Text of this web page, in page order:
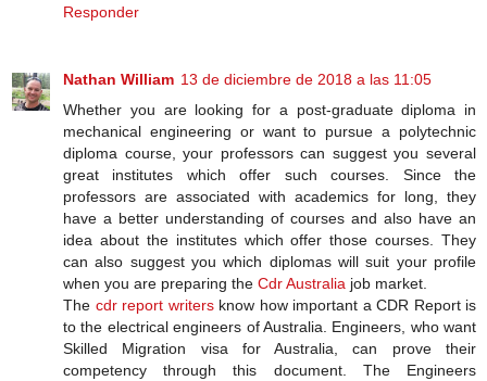
Responder
Nathan William 13 de diciembre de 2018 a las 11:05
Whether you are looking for a post-graduate diploma in
mechanical engineering or want to pursue a polytechnic
diploma course, your professors can suggest you several
great institutes which offer such courses. Since the
professors are associated with academics for long, they
have a better understanding of courses and also have an
idea about the institutes which offer those courses. They
can also suggest you which diplomas will suit your profile
when you are preparing the Cdr Australia job market.
The cdr report writersknow how important a CDR Report is
to the electrical engineers of Australia. Engineers, who want
Skilled Migration visa for Australia, can prove their
competency through this document. The Engineers